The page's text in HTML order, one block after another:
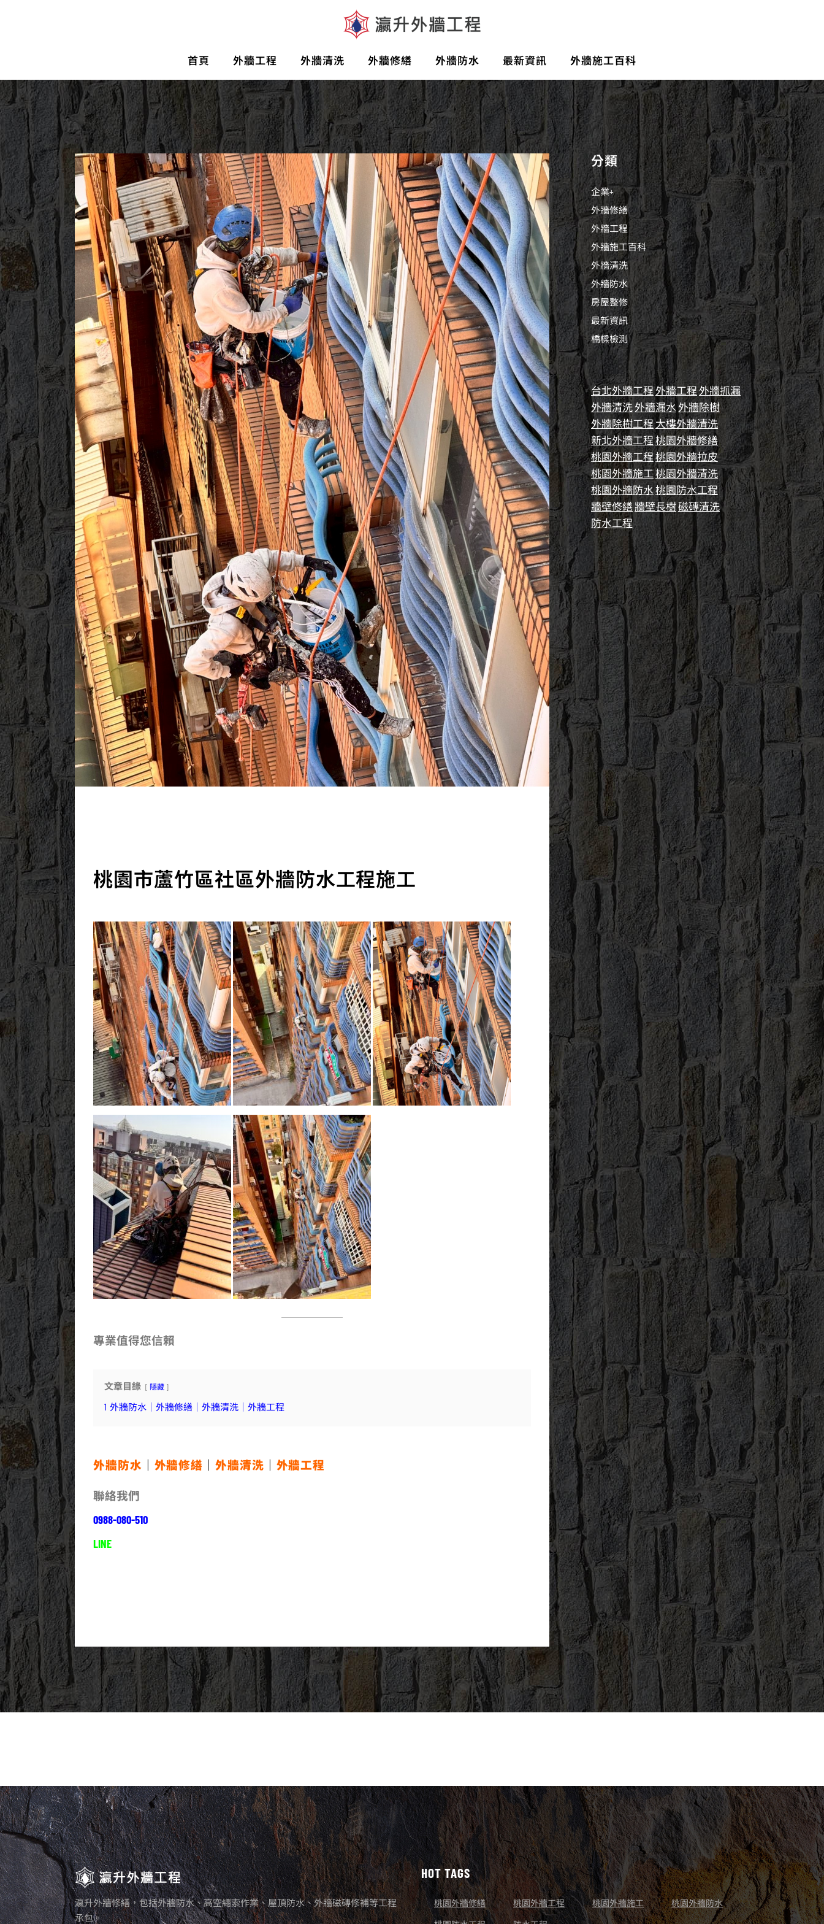
首頁 外牆工程 外牆清洗 外牆修繕 外牆防水 最新資訊 外牆施工百科
桃園市蘆竹區社區外牆防水工程施工
專業值得您信賴
文章目錄 隱藏
1 外牆防水｜外牆修繕｜外牆清洗｜外牆工程
外牆防水 外牆修繕 ｜外牆清洗 外牆工程
聯絡我們
0988-080-510
LINE
分類
企業+
外牆修繕
外牆工程
外牆施工百科
外牆清洗
外牆防水
房屋整修
最新資訊
橋樑檢測
台北外牆工程 外牆工程 外牆抓漏
外牆清洗外牆漏水外牆除樹
外牆除樹工程 大樓外牆清洗
新北外牆工程 桃園外牆修繕
桃園外牆工程桃園外牆拉皮
桃園外牆施工桃園外牆清洗
桃園外牆防水桃園防水工程
牆壁修繕牆壁長樹磁磚清洗
防水工程
瀛升外牆修繕，包括外牆防水、高空繩索作業、屋頂防水、外牆磁磚修補等工程
承包。
HOT TAGS
桃園外牆修繕 桃園外牆工程 桃園外牆施工 桃園外牆防水